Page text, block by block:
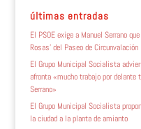
últimas entradas
El PSOE exige a Manuel Serrano
Rosas’ del Paseo de Circunvalación
El Grupo Municipal Socialista
afronta «mucho trabajo por delante
Serrano»
El Grupo Municipal Socialista
la ciudad a la planta de amianto